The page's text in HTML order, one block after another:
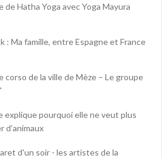
de Hatha Yoga avec Yoga Mayura
: Ma famille, entre Espagne et France
corso de la ville de Mèze – Le groupe
explique pourquoi elle ne veut plus
d’animaux
d'un soir - les artistes de la